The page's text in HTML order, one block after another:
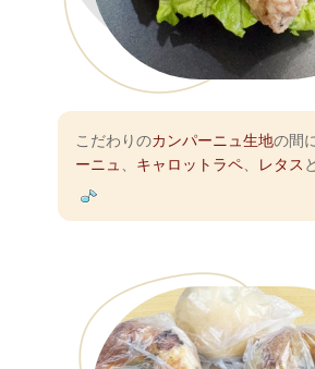
こだわりのカンパーニュ生地の間
ーニュ、 キャロットラペ、 レタス